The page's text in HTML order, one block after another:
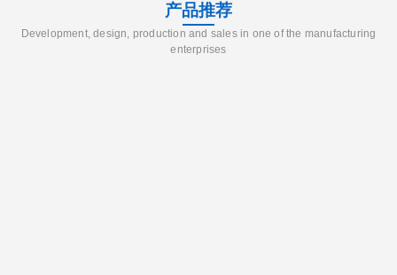
产品推荐
Development, design, production and sales in one of the manufacturing
enterprises